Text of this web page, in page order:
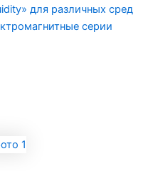
для различных сред
серии